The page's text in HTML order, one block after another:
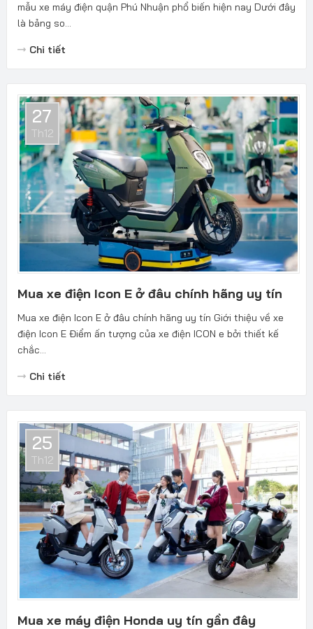
mẫu xe máy điện quận Phú Nhuận phổ biến hiện nay Dưới đây
là bảng so...
Chi tiết
27
Th12
Mua xe điện Icon E ở đâu chính hãng uy tín
Mua xe điện Icon E ở đâu chính hãng uy tín Giới thiệu về xe
điện Icon E Điểm ấn tượng của xe điện ICON e bởi thiết kế
chắc...
Chi tiết
25
Th12
Mua xe máy điện Honda uy tín gần đây